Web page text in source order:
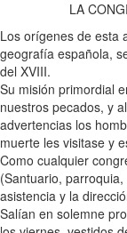
LA
Los orígenes de esta
geografía española,
del XVIII.
Su misión primordial
nuestros pecados, y
advertencias los
muerte les visitase y
Como cualquier
(Santuario,
asistencia y la
Salían en solemne